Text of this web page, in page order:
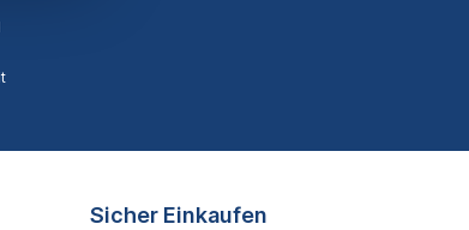
Sicher Einkaufen